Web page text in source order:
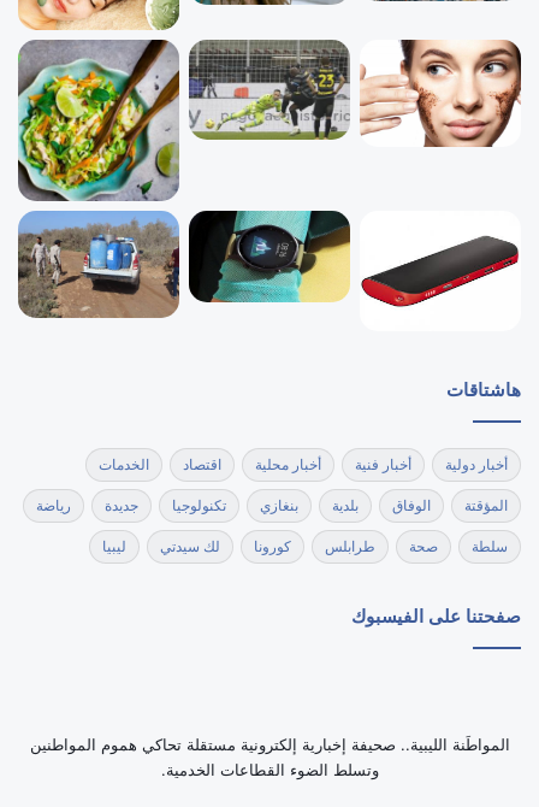
هاشتاقات
أخبار دولية أخبار فنية أخبار محلية اقتصاد الخدمات
المؤقتة الوفاق بلدية بنغازي تكنولوجيا جديدة رياضة
سلطة صحة طرابلس كورونا لك سيدتي ليبيا
صفحتنا على الفيسبوك
‏المواطَنة الليبية.. صحيفة إخبارية إلكترونية مستقلة تحاكي هموم المواطنين
وتسلط الضوء القطاعات الخدمية.